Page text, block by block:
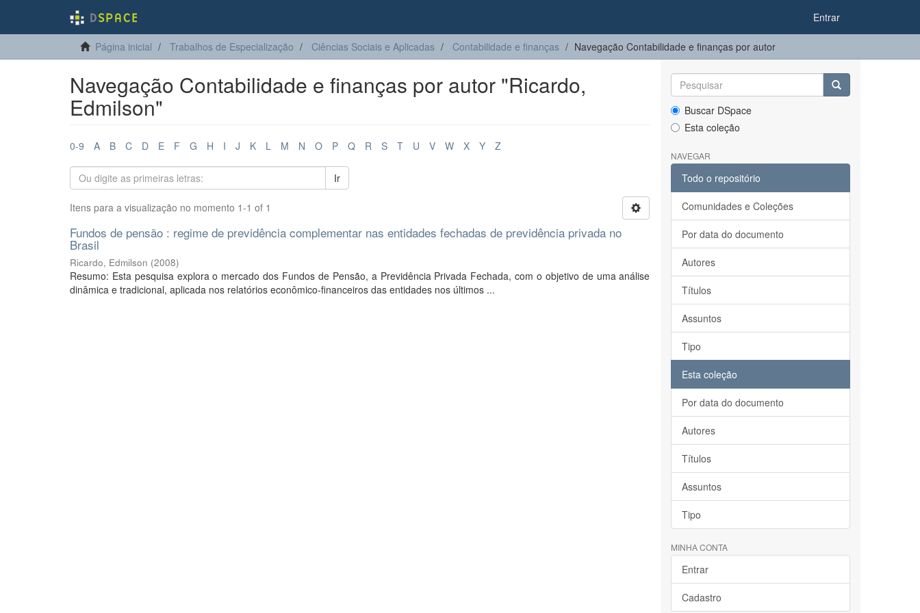
Entrar
Página inicial Trabalhos de Especialização Ciências Sociais e Aplicadas Contabilidade e finanças Navegação Contabilidade e finanças por autor
Navegação Contabilidade e finanças por autor "Ricardo,
Edmilson"
0-9 A B C D E F G H I J K L M N O P Q R S T U V W X Y Z
Ir
Itens para a visualização no momento 1-1 of 1
Fundos de pensão : regime de previdência complementar nas entidades fechadas de previdência privada no
Brasil
Ricardo, Edmilson (2008)
Resumo: Esta pesquisa explora o mercado dos Fundos de Pensão, a Previdência Privada Fechada, com o objetivo de uma análise
dinâmica e tradicional, aplicada nos relatórios econômico-financeiros das entidades nos últimos ...
Buscar DSpace
Esta coleção
NAVEGAR
Todo o repositório
Comunidades e Coleções
Por data do documento
Autores
Títulos
Assuntos
Tipo
Esta coleção
Por data do documento
Autores
Títulos
Assuntos
Tipo
MINHA CONTA
Entrar
Cadastro